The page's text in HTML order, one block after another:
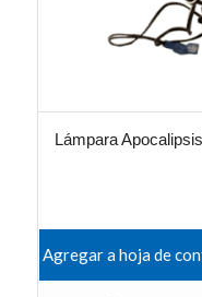
Lámpara
Agregar a hoja de